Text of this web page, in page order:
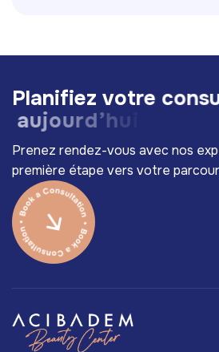
Planifiez votre cons
aujourd’hui
Prenez rendez-vous avec nos
première étape vers votre